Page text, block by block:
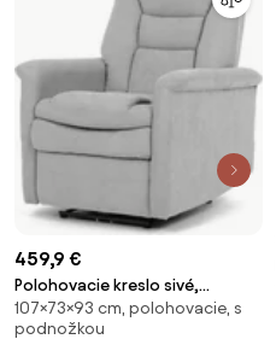
459,9 €
Polohovacie kreslo sivé,
elektrické TV-925 SIL2
107×73×93 cm, polohovacie, s
podnožkou